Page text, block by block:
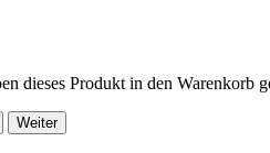
dieses Produkt in den Warenkorb
Weiter